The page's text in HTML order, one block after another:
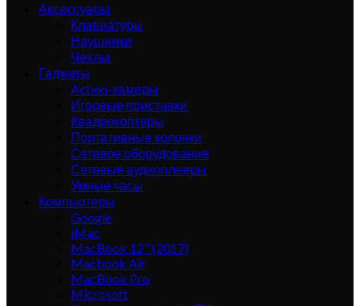
Аксессуары
Клавиатуры
Наушники
Чехлы
Гаджеты
Action-камеры
Игровые приставки
Квадрокоптеры
Портативные колонки
Сетевое оборудование
Сетевые аудиоплееры
Умные часы
Компьютеры
Google
iMac
MacBook 12" (2017)
Macbook Air
MacBook Pro
Microsoft